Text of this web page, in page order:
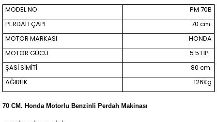
MODEL NO
PM 70B
PERDAH ÇAPI
70 cm.
MOTOR MARKASI
HONDA
MOTOR GÜCÜ
5.5 HP
ŞASİ SİMİTİ
80 cm.
AĞIRLIK
126Kg
70 CM. Honda Motorlu Benzinli Perdah Makinası